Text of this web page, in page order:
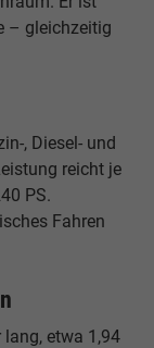
– gleichzeitig
, Diesel- und
reicht je
PS.
Fahren
etwa 1,94